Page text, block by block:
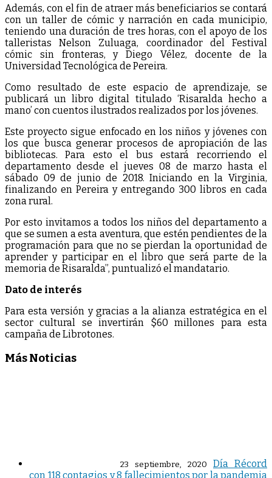
Además, con el fin de atraer más beneficiarios se contará
con un taller de cómic y narración en cada municipio,
teniendo una duración de tres horas, con el apoyo de los
talleristas Nelson Zuluaga, coordinador del Festival
cómic sin fronteras, y Diego Vélez, docente de la
Universidad Tecnológica de Pereira.
Como resultado de este espacio de aprendizaje, se
publicará un libro digital titulado ‘Risaralda hecho a
mano’ con cuentos ilustrados realizados por los jóvenes.
Este proyecto sigue enfocado en los niños y jóvenes con
los que busca generar procesos de apropiación de las
bibliotecas. Para esto el bus estará recorriendo el
departamento desde el jueves 08 de marzo hasta el
sábado 09 de junio de 2018. Iniciando en la Virginia,
finalizando en Pereira y entregando 300 libros en cada
zona rural.
Por esto invitamos a todos los niños del departamento a
que se sumen a esta aventura, que estén pendientes de la
programación para que no se pierdan la oportunidad de
aprender y participar en el libro que será parte de la
memoria de Risaralda”, puntualizó el mandatario.
Dato de interés
Para esta versión y gracias a la alianza estratégica en el
sector cultural se invertirán $60 millones para esta
campaña de Librotones.
Más Noticias
23 septiembre, 2020
Día Récord
con 118 contagios y 8 fallecimientos por la pandemia